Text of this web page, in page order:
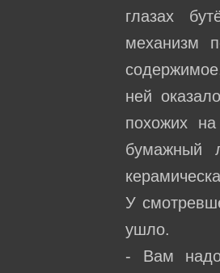
глазах
механизм
ней
похожих
бумажный
У
ушло.
- Вам надо